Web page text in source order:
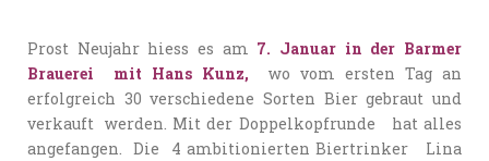
Prost Neujahr hiess es am 7. Januar in der Barmer
Brauerei
mit Hans Kunz,
wo vom ersten Tag an
erfolgreich 30 verschiedene Sorten Bier gebraut und
verkauft werden. Mit der Doppelkopfrunde hat alles
angefangen. Die 4 ambitionierten Biertrinker Lina